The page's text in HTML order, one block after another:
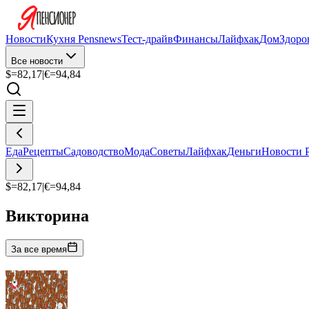
НовостиКухня PensnewsТест-драйвФинансыЛайфхакДом
Все новости
$=82,17|€=94,84
ЕдаРецептыСадоводствоМодаСоветыЛайфхакДеньгиНовости
$=82,17|€=94,84
Викторина
За все время